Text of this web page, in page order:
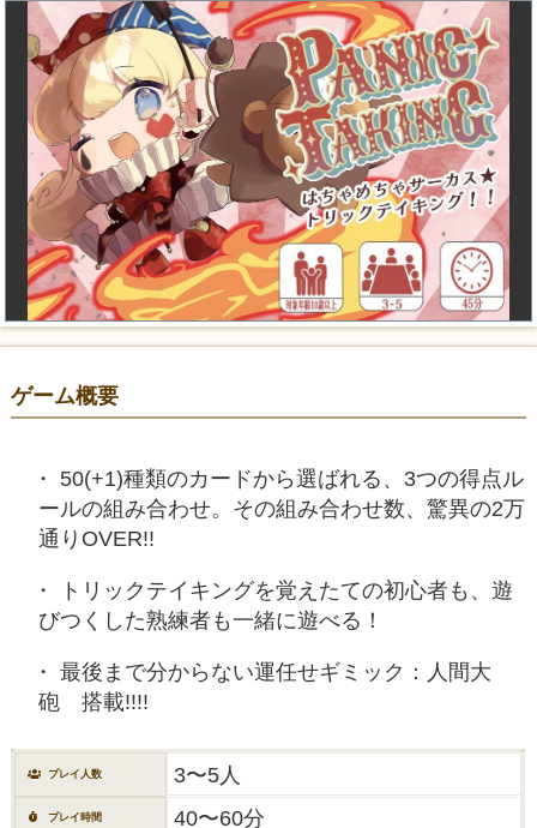
ゲーム概要
50(+1)種類のカードから選ばれる、3つの得点ル
ールの組み合わせ。その組み合わせ数、驚異の2万
通りOVER!!
トリックテイキングを覚えたての初心者も、遊
びつくした熟練者も一緒に遊べる！
最後まで分からない運任せギミック：人間大
砲 搭載!!!!
プレイ人数 3〜5人
プレイ時間 40〜60分